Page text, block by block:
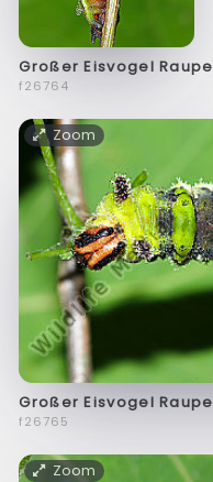
Großer Eisvogel Raupe
f26764
Zoom
Großer Eisvogel Raupe
f26765
Zoom